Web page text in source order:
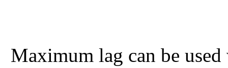
Maximum lag can be